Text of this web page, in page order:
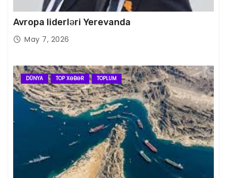
Avropa liderləri Yerevanda
May 7, 2026
DÜNYA TOP XƏBƏR TOPLUM